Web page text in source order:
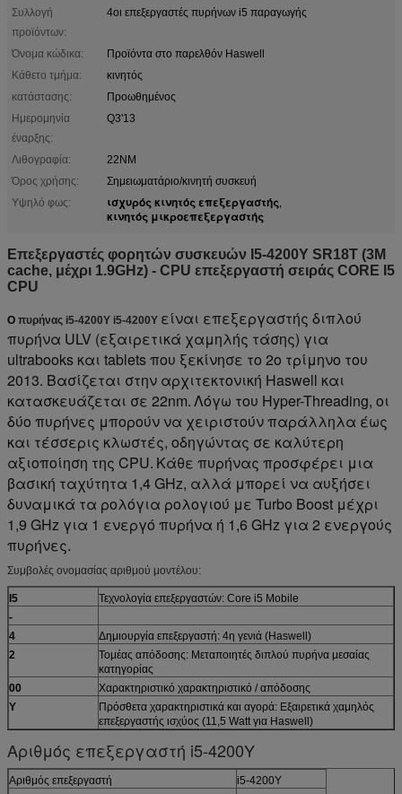
Συλλογή
προϊόντων:
4οι επεξεργαστές πυρήνων i5 παραγωγής
Όνομα κώδικα:
Προϊόντα στο παρελθόν Haswell
Κάθετο τμήμα:
κινητός
κατάστασης:
Προωθημένος
Ημερομηνία
έναρξης:
Q3'13
Λιθογραφία:
22NM
Όρος χρήσης:
Σημειωματάριο/κινητή συσκευή
Υψηλό φως:
ισχυρός κινητός επεξεργαστής,
κινητός μικροεπεξεργαστής
Επεξεργαστές φορητών συσκευών I5-4200Y SR18T (3M
cache, μέχρι 1.9GHz) - CPU επεξεργαστή σειράς CORE I5
CPU
Ο πυρήνας i5-4200Y i5-4200Y είναι επεξεργαστής διπλού
πυρήνα ULV (εξαιρετικά χαμηλής τάσης) για
ultrabooks και tablets που ξεκίνησε το 2ο τρίμηνο του
2013. Βασίζεται στην αρχιτεκτονική Haswell και
κατασκευάζεται σε 22nm.Λόγω του Hyper-Threading, οι
δύο πυρήνες μπορούν να χειριστούν παράλληλα έως
και τέσσερις κλωστές, οδηγώντας σε καλύτερη
αξιοποίηση της CPU. Κάθε πυρήνας προσφέρει μια
βασική ταχύτητα 1,4 GHz, αλλά μπορεί να αυξήσει
δυναμικά τα ρολόγια ρολογιού με Turbo Boost μέχρι
1,9 GHz για 1 ενεργό πυρήνα ή 1,6 GHz για 2 ενεργούς
πυρήνες.
Συμβολές ονομασίας αριθμού μοντέλου:
Ι5
Τεχνολογία επεξεργαστών: Core i5 Mobile
-
4
Δημιουργία επεξεργαστή: 4η γενιά (Haswell)
2
Τομέας απόδοσης: Μεταποιητές διπλού πυρήνα μεσαίας
κατηγορίας
00
Χαρακτηριστικό χαρακτηριστικό / απόδοσης
Y
Πρόσθετα χαρακτηριστικά και αγορά: Εξαιρετικά χαμηλός
επεξεργαστής ισχύος (11,5 Watt για Haswell)
Αριθμός επεξεργαστή i5-4200Y
Αριθμός επεξεργαστή
i5-4200Y